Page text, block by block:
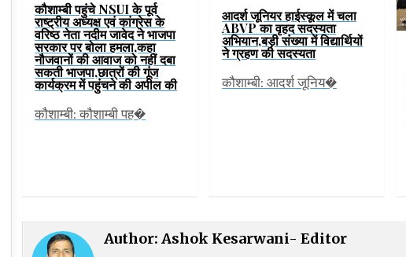
कौशाम्बी पहुंचे NSUI के पूर्व
राष्ट्रीय अध्यक्ष एवं कांग्रेस के
वरिष्ठ नेता नदीम जावेद ने भाजपा
सरकार पर बोला हमला,कहा
नौजवानों की आवाज को नहीं दबा
सकती भाजपा,छात्रों की गूंज
कार्यक्रम में पहुंचने की अपील की
कौशाम्बी: कौशाम्बी पह�
आदर्श जूनियर हाईस्कूल में चला
ABVP का वृहद सदस्यता
अभियान,बड़ी संख्या में विद्यार्थियों
ने ग्रहण की सदस्यता
कौशाम्बी: आदर्श जूनिय�
Author:Ashok Kesarwani- Editor